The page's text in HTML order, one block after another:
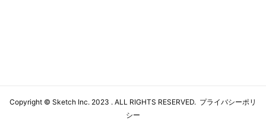
Copyright © Sketch Inc. 2023 . ALL RIGHTS RESERVED. プライバシーポリ
シー